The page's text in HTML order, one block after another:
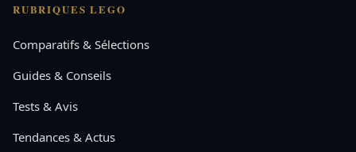
RUBRIQUES LEGO
Comparatifs & Sélections
Guides & Conseils
Tests & Avis
Tendances & Actus